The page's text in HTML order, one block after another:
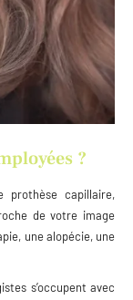
?
prothèse capillaire,
de votre image
une alopécie, une
s’occupent avec